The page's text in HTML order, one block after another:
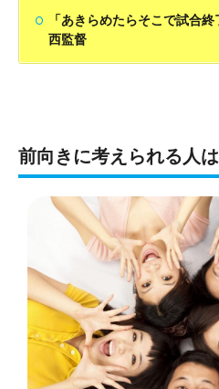
「あきらめたらそこで試合
西監督
前向きに考えられる人